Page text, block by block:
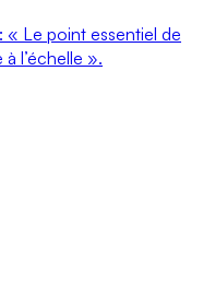
« Le point essentiel de
l’échelle ».